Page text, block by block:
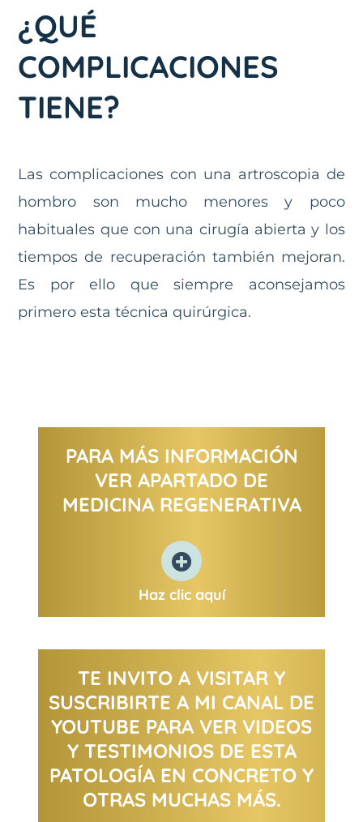
¿QUÉ
COMPLICACIONES
TIENE?
Las complicaciones con una artroscopia de
hombro son mucho menores y poco
habituales que con una cirugía abierta y los
tiempos de recuperación también mejoran.
Es por ello que siempre aconsejamos
primero esta técnica quirúrgica.
PARA MÁS INFORMACIÓN
VER APARTADO DE
MEDICINA REGENERATIVA
Haz clic aquí
TE INVITO A VISITAR Y
SUSCRIBIRTE A MI CANAL DE
YOUTUBE PARA VER VIDEOS
Y TESTIMONIOS DE ESTA
PATOLOGÍA EN CONCRETO Y
OTRAS MUCHAS MÁS.